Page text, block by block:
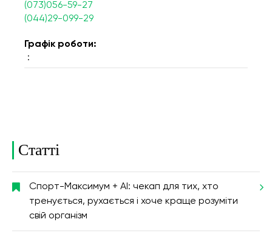
(073)056-59-27
(044)29-099-29
Графік роботи:
:
Статті
Спорт-Максимум + AI: чекап для тих, хто
тренується, рухається і хоче краще розуміти
свій організм